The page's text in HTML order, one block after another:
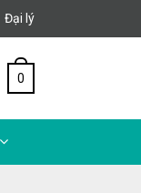
Đại lý
0